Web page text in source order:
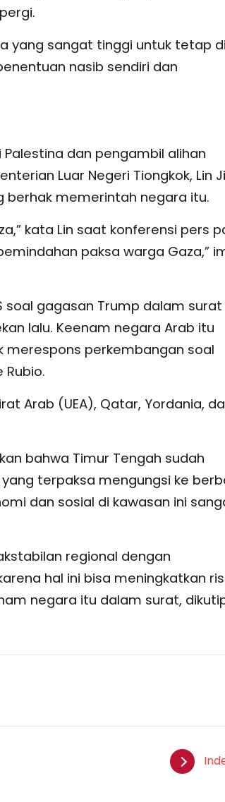
yang sangat tinggi untuk tetap di
nasib sendiri dan
dan pengambil alihan
Luar Negeri Tiongkok, Lin
berhak memerintah negara itu.
kata Lin saat konferensi pers
paksa warga Gaza,”
soal gagasan Trump dalam surat
lalu. Keenam negara Arab itu
merespons perkembangan soal
Arab (UEA), Qatar, Yordania,
bahwa Timur Tengah sudah
terpaksa mengungsi ke
dan sosial di kawasan ini
regional dengan
hal ini bisa meningkatkan
negara itu dalam surat,